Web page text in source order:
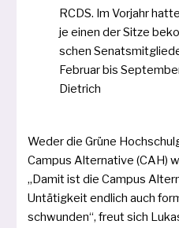
RCDS. Im Vorjahr
je einen der Sitze
schen
Februar bis
Dietrich
Weder die Grüne
Campus Alternative (CAH)
„Damit ist die Campus
Untätigkeit end­lich auch
schwun­den“, freut sich